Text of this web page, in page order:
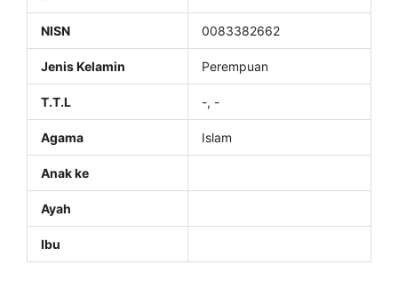
NISN 0083382662
Jenis Kelamin Perempuan
T.T.L -, -
Agama Islam
Anak ke
Ayah
Ibu